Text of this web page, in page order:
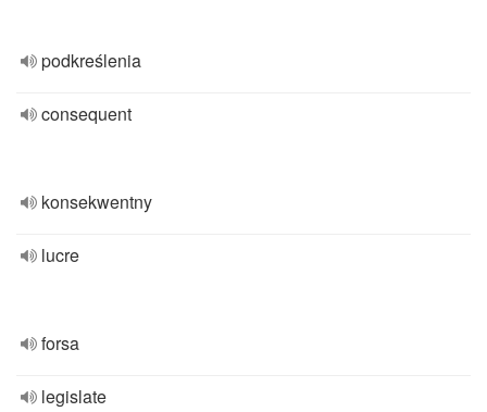
podkreślenia
consequent
konsekwentny
lucre
forsa
legislate